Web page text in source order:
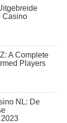
Casino
A Complete
Players
NL: De